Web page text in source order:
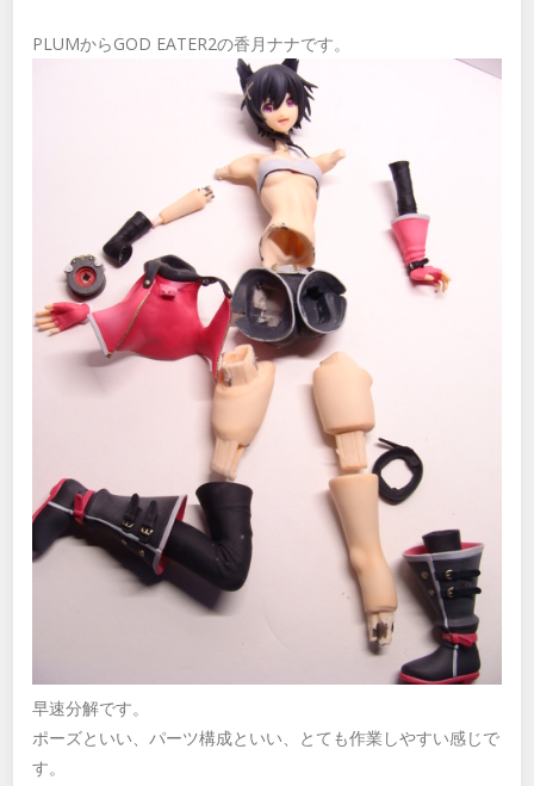
PLUMからGOD EATER2の香月ナナです。
早速分解です。
ポーズといい、パーツ構成といい、とても作業しやすい感じで
す。